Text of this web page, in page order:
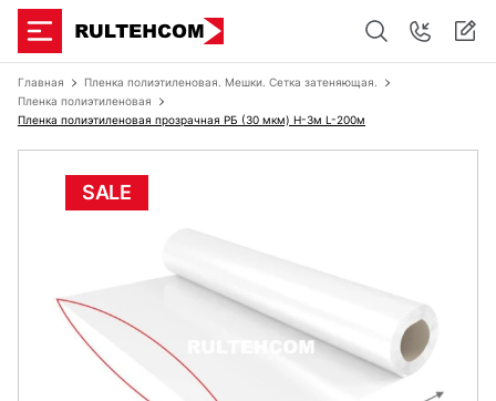
Главная
Пленка полиэтиленовая. Мешки. Сетка затеняющая.
Пленка полиэтиленовая
Пленка полиэтиленовая прозрачная РБ (30 мкм) Н-3м L-200м
SALE